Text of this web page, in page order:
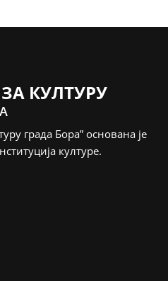
КУЛТУРУ
града Бора” основана је
културе.